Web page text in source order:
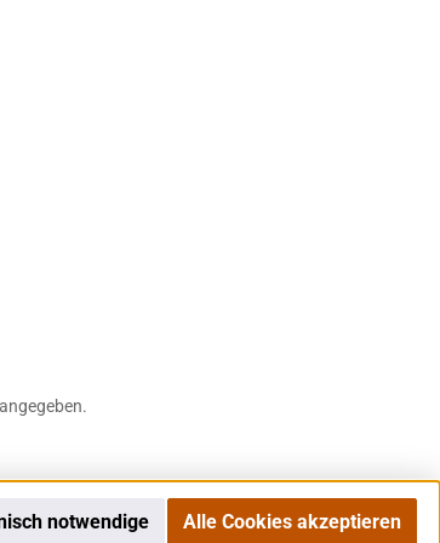
notwendige Alle Cookies akzeptieren